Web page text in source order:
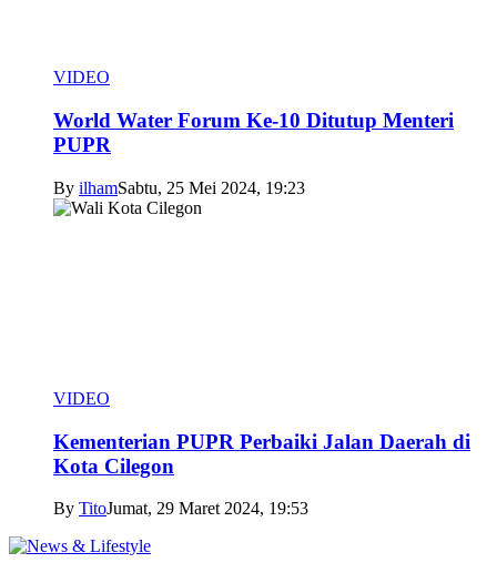
VIDEO
World Water Forum Ke-10 Ditutup Menteri
PUPR
By ilhamSabtu, 25 Mei 2024, 19:23
VIDEO
Kementerian PUPR Perbaiki Jalan Daerah di
Kota Cilegon
By TitoJumat, 29 Maret 2024, 19:53